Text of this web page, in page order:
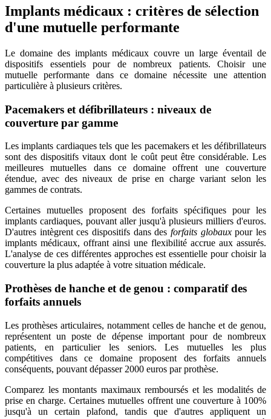
Implants médicaux : critères de sélection
d'une mutuelle performante
Le domaine des implants médicaux couvre un large éventail de
dispositifs essentiels pour de nombreux patients. Choisir une
mutuelle performante dans ce domaine nécessite une attention
particulière à plusieurs critères.
Pacemakers et défibrillateurs : niveaux de
couverture par gamme
Les implants cardiaques tels que les pacemakers et les défibrillateurs
sont des dispositifs vitaux dont le coût peut être considérable. Les
meilleures mutuelles dans ce domaine offrent une couverture
étendue, avec des niveaux de prise en charge variant selon les
gammes de contrats.
Certaines mutuelles proposent des forfaits spécifiques pour les
implants cardiaques, pouvant aller jusqu'à plusieurs milliers d'euros.
D'autres intègrent ces dispositifs dans des forfaits globauxpour les
implants médicaux, offrant ainsi une flexibilité accrue aux assurés.
L'analyse de ces différentes approches est essentielle pour choisir la
couverture la plus adaptée à votre situation médicale.
Prothèses de hanche et de genou : comparatif des
forfaits annuels
Les prothèses articulaires, notamment celles de hanche et de genou,
représentent un poste de dépense important pour de nombreux
patients, en particulier les seniors. Les mutuelles les plus
compétitives dans ce domaine proposent des forfaits annuels
conséquents, pouvant dépasser 2000 euros par prothèse.
Comparez les montants maximaux remboursés et les modalités de
prise en charge. Certaines mutuelles offrent une couverture à 100%
jusqu'à un certain plafond, tandis que d'autres appliquent un